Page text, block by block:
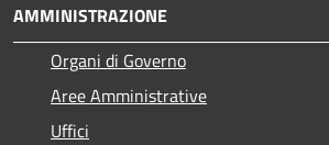
AMMINISTRAZIONE
Organi di Governo
Aree Amministrative
Uffici